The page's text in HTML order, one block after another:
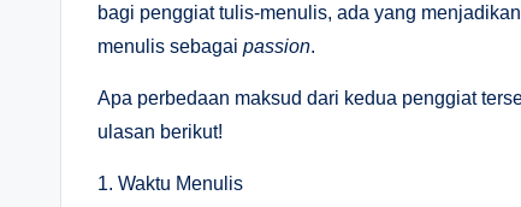
bagi penggiat tulis-menulis, ada yang
menulis sebagai passion.
Apa perbedaan maksud dari kedua penggiat
ulasan berikut!
1. Waktu Menulis